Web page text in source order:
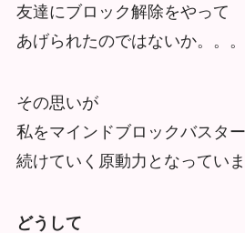
友達にブロック解除をやって
あげられたのではないか。。。
その思いが
私をマインドブロックバスタ
続けていく原動力となっていま
どうして